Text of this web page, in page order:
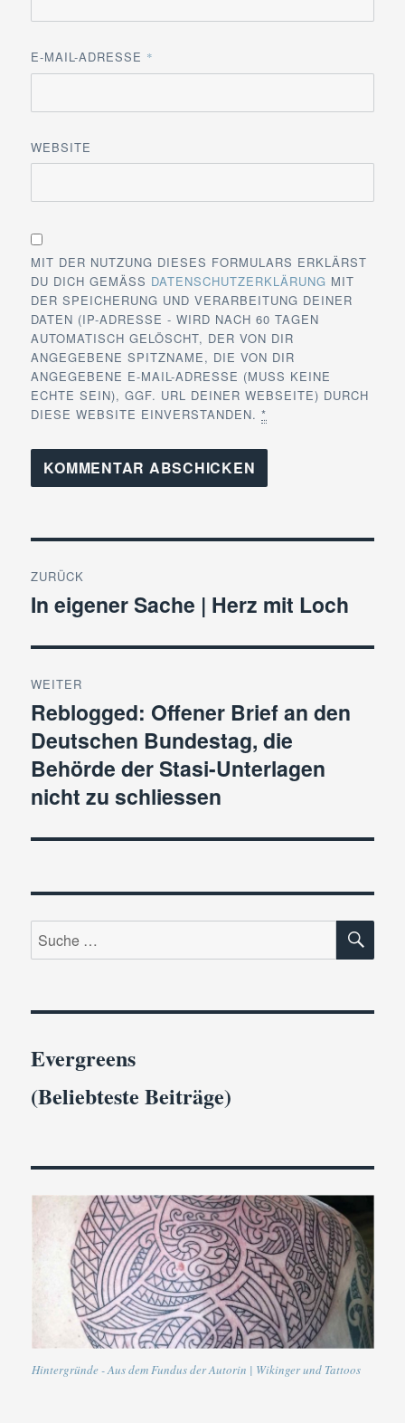
E-MAIL-ADRESSE *
WEBSITE
MIT DER NUTZUNG DIESES FORMULARS ERKLÄRST
DU DICH GEMÄSS DATENSCHUTZERKLÄRUNG MIT
DER SPEICHERUNG UND VERARBEITUNG DEINER
DATEN (IP-ADRESSE - WIRD NACH 60 TAGEN
AUTOMATISCH GELÖSCHT, DER VON DIR
ANGEGEBENE SPITZNAME, DIE VON DIR
ANGEGEBENE E-MAIL-ADRESSE (MUSS KEINE
ECHTE SEIN), GGF. URL DEINER WEBSEITE) DURCH
DIESE WEBSITE EINVERSTANDEN.*
ZURÜCK
Vorheriger
In eigener Sache | Herz mit Loch
WEITER
Nächster
Beitrag:
Reblogged: Offener Brief an den
Deutschen Bundestag, die
Behörde der Stasi-Unterlagen
nicht zu schliessen
Suche
nach:
Evergreens
(Beliebteste Beiträge)
Hintergründe - Aus dem Fundus der Autorin | Wikinger und Tattoos